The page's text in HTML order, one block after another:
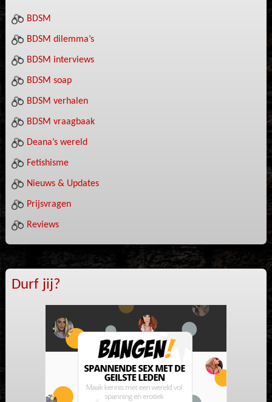
BDSM
BDSM dilemma’s
BDSM interviews
BDSM soap
BDSM verhalen
BDSM vraagbaak
Deana’s wereld
Fetishisme
Nieuws & Updates
Prijsvragen
Reviews
Durf jij?